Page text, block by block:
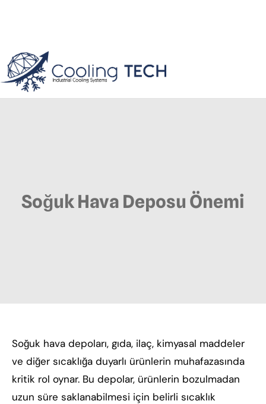
Soğuk Hava Deposu Önemi
Soğuk hava depoları, gıda, ilaç, kimyasal maddeler
ve diğer sıcaklığa duyarlı ürünlerin muhafazasında
kritik rol oynar. Bu depolar, ürünlerin bozulmadan
uzun süre saklanabilmesi için belirli sıcaklık